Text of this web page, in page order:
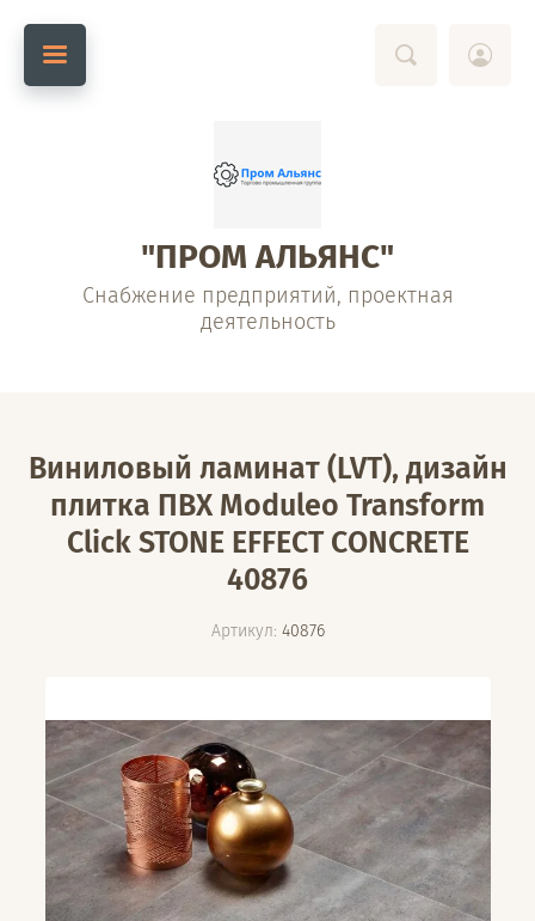
"ПРОМ АЛЬЯНС"
Снабжение предприятий, проектная
деятельность
Виниловый ламинат (LVT), дизайн
плитка ПВХ Moduleo Transform
Click STONE EFFECT CONCRETE
40876
Артикул: 40876